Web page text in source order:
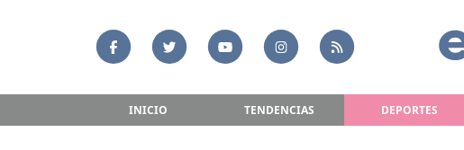
INICIO TENDENCIAS DEPORTES